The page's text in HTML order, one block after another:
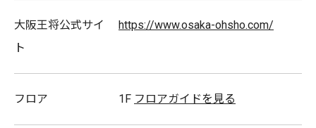
大阪王将公式サイ
ト
https://www.osaka-ohsho.com/
フロア 1F フロアガイドを見る